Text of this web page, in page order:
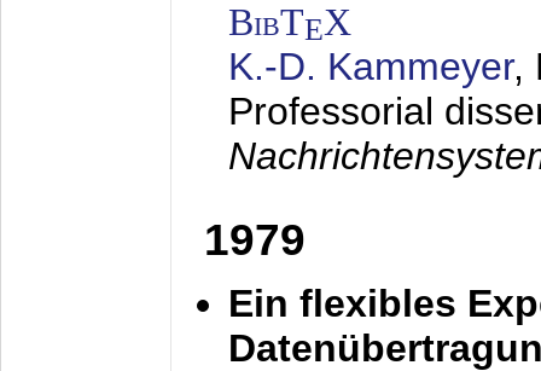
BibTEX
K.-D. Kammeyer,
Professorial
1979
Ein flexibles